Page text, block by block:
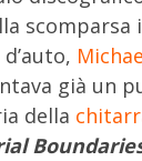
scomparsa
già un
della